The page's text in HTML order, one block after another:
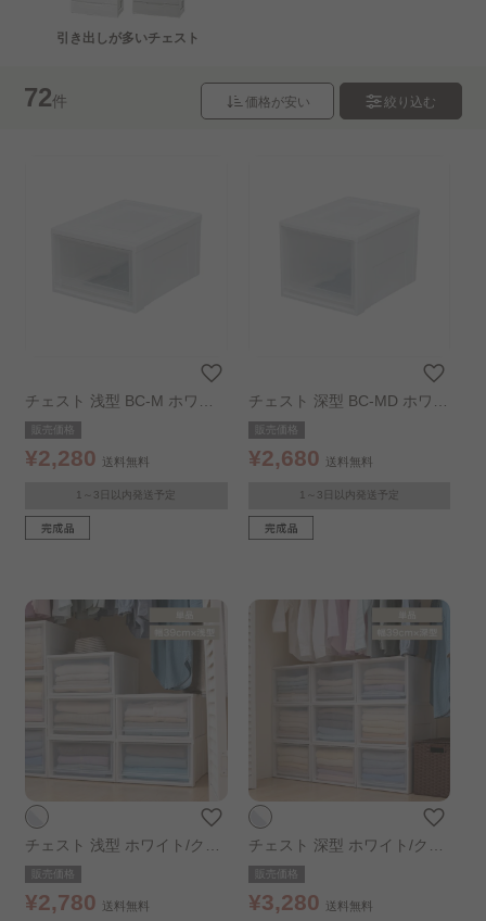
ドレッサー 収納ボックス・小物収納..
キッズ収納 組立設置サービス（収納）..
引き出しが多いチェスト
72件 価格が安い 絞り込む
チェスト 浅型 BC-M ホワイ
ト／クリア
販売価格
¥2,280 送料無料
1～3日以内発送予定
チェスト 深型 BC-MD ホワイ
ト／クリア
販売価格
¥2,680 送料無料
1～3日以内発送予定
チェスト 浅型 ホワイト/クリ
ア販売価格
¥2,780 送料無料
チェスト 深型 ホワイト/クリ
ア販売価格
¥3,280 送料無料